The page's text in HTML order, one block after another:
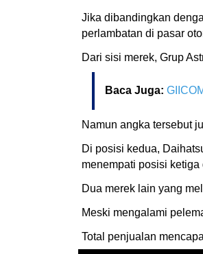
Jika dibandingkan
perlambatan di pasar
Dari sisi merek, Grup
Baca Juga:
Namun angka tersebut
Di posisi kedua,
menempati posisi ketiga
Dua merek lain yang
Meski mengalami
Total penjualan